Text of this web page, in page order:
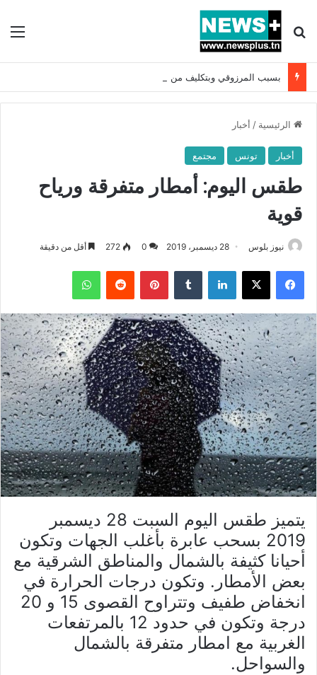
بحث عن
الرئيسية / أخبار
أخبار تونس مجتمع
طقس اليوم: أمطار متفرقة ورياح
قوية
نيوز بلوس 28 ديسمبر، 2019 0
272 أقل من دقيقة
فيسبوك X لينكدإن بينتيريست واتساب
يتميز طقس اليوم السبت 28 ديسمبر
2019 بسحب عابرة بأغلب الجهات وتكون
أحيانا كثيفة بالشمال والمناطق الشرقية مع
بعض الأمطار. وتكون درجات الحرارة في
انخفاض طفيف وتتراوح القصوى 15 و 20
درجة وتكون في حدود 12 بالمرتفعات
الغربية مع امطار متفرقة بالشمال
والسواحل.